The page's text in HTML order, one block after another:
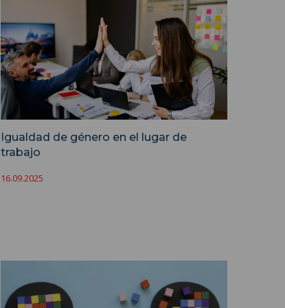
Igualdad de género en el lugar de
trabajo
16.09.2025